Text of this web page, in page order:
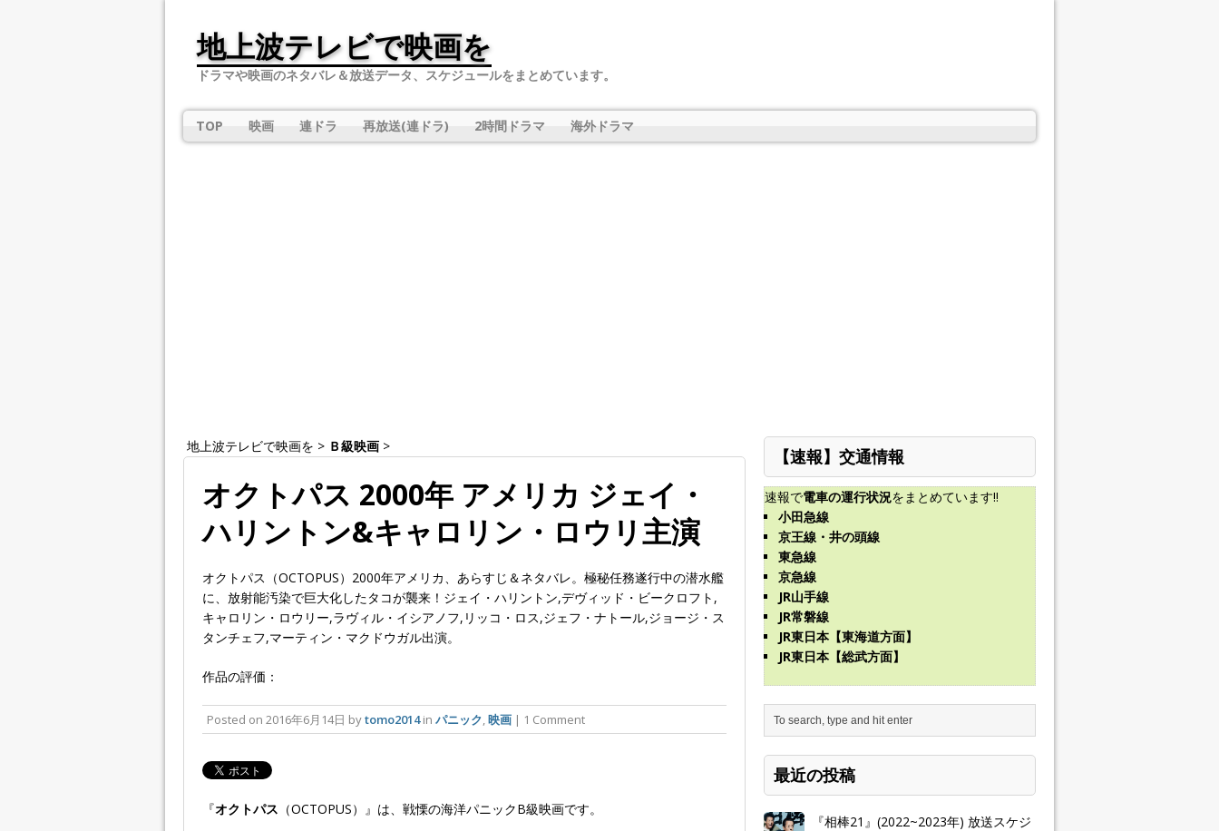
地上波テレビで映画を
ドラマや映画のネタバレ＆放送データ、スケジュールをまとめています。
TOP 映画 連ドラ 再放送(連ドラ) 2時間ドラマ 海外ドラマ
地上波テレビで映画を > Ｂ級映画 >
オクトパス 2000年 アメリカ ジェイ・
ハリントン&キャロリン・ロウリ主演
オクトパス（OCTOPUS）2000年アメリカ、あらすじ＆ネタバレ。極秘任務遂行中の潜水艦
に、放射能汚染で巨大化したタコが襲来！ジェイ・ハリントン,デヴィッド・ビークロフト,
キャロリン・ロウリー,ラヴィル・イシアノフ,リッコ・ロス,ジェフ・ナトール,ジョージ・ス
タンチェフ,マーティン・マクドウガル出演。
作品の評価：
Posted on 2016年6月14日 bytomo2014in パニック,映画 | 1 Comment
『オクトパス （OCTOPUS）』は、戦慄の海洋パニックB級映画です。
【速報】交通情報
速報で電車の運行状況をまとめています!!
小田急線
京王線・井の頭線
東急線
京急線
JR山手線
JR常磐線
JR東日本【東海道方面】
JR東日本【総武方面】
最近の投稿
『相棒21』(2022~2023年) 放送スケジ